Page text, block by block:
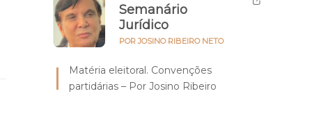
Semanário
Jurídico
POR JOSINO RIBEIRO NETO
Matéria eleitoral. Convenções
partidárias – Por Josino Ribeiro